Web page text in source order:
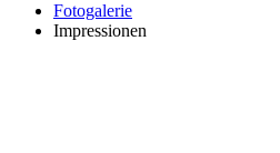
Fotogalerie
Impressionen